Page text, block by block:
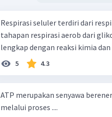
Respirasi seluler terdiri dari respirasi
tahapan respirasi aerob dari
lengkap dengan reaksi kimia
5 4.3
ATP merupakan senyawa
melalui proses ....